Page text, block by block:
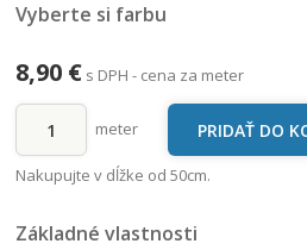
Vyberte si farbu
8,90 € s DPH - cena za meter
meter
Nakupujte v dĺžke od 50cm.
Základné vlastnosti